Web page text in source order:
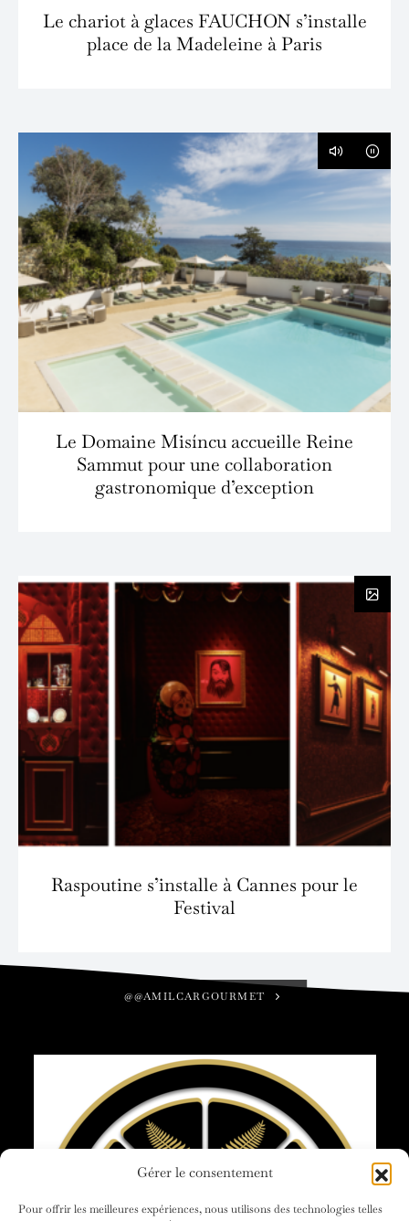
Gérer le consentement
Pour offrir les meilleures expériences, nous utilisons des technologies telles
Le chariot à glaces FAUCHON s’installe
place de la Madeleine à Paris
Le Domaine Misíncu accueille Reine
Sammut pour une collaboration
gastronomique d’exception
Raspoutine s’installe à Cannes pour le
Festival
@@AMILCARGOURMET